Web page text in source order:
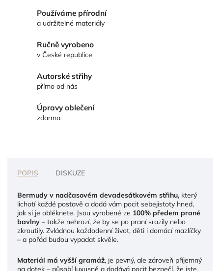
Používáme přírodní
a udržitelné materiály
Ručně vyrobeno
v České republice
Autorské střihy
přímo od nás
Úpravy oblečení
zdarma
POPIS DISKUZE
Bermudy v nadčasovém devadesátkovém střihu, který
lichotí každé postavě a dodá vám pocit sebejistoty hned,
jak si je obléknete. Jsou vyrobené ze 100% předem prané
bavlny – takže nehrozí, že by se po praní srazily nebo
zkroutily. Zvládnou každodenní život, děti i domácí mazlíčky
– a pořád budou vypadat skvěle.
Materiál má vyšší gramáž, je pevný, ale zároveň příjemný
na dotek – působí luxusně a dodává pocit bezpečí, že jste